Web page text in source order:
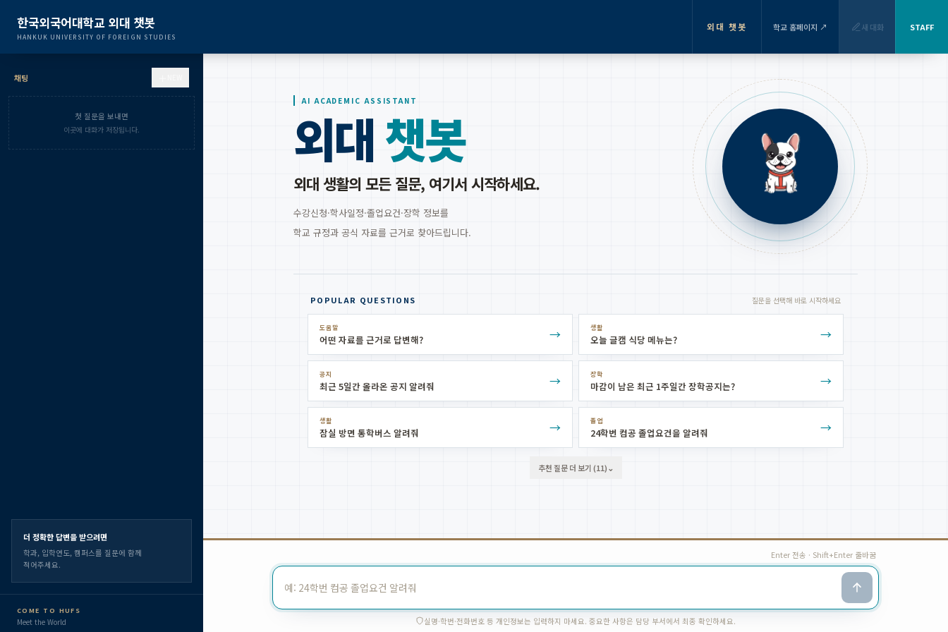
한국외국어대학교 외대 챗봇
HANKUK UNIVERSITY OF FOREIGN STUDIES
외대 챗봇 학교 홈페이지 ↗ 새 대화 STAFF
채팅
첫 질문을 보내면
이곳에 대화가 저장됩니다.
더 정확한 답변을 받으려면
학과, 입학연도, 캠퍼스를 질문에 함께
적어주세요.
COME TO HUFS
Meet the World
AI ACADEMIC ASSISTANT
외대챗봇
외대 생활의 모든 질문, 여기서 시작하세요.
수강신청·학사일정·졸업요건·장학 정보를
학교 규정과 공식 자료를 근거로 찾아드립니다.
POPULAR QUESTIONS 질문을 선택해 바로 시작하세요
도움말
어떤 자료를 근거로 답변해? → 생활
오늘 글캠 식당 메뉴는? →
공지
최근 5일간 올라온 공지 알려줘 → 장학
마감이 남은 최근 1주일간 장학공지는? →
생활
잠실 방면 통학버스 알려줘 → 졸업
24학번 컴공 졸업요건을 알려줘 →
추천 질문 더 보기 (11)⌄
Enter 전송 · Shift+Enter 줄바꿈
실명·학번·전화번호 등 개인정보는 입력하지 마세요. 중요한 사항은 담당 부서에서 최종 확인하세요.